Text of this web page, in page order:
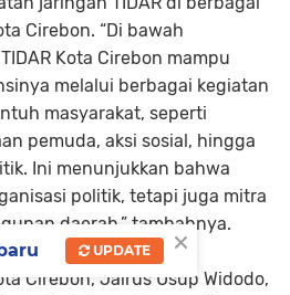
Cirebon. “Di bawah
Kota Cirebon mampu
melalui berbagai kegiatan
masyarakat, seperti
pemuda, aksi sosial, hingga
Ini menunjukkan bahwa
politik, tetapi juga mitra
daerah,” tambahnya.
Cirebon, Jairus Usup Widodo,
×
UPDATE